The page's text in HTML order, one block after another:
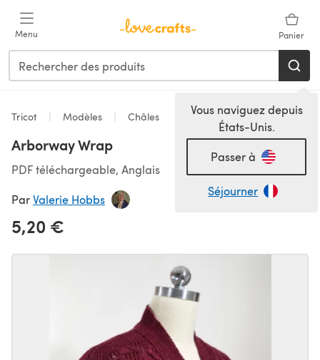
Menu Panier
Vous naviguez depuis
États-Unis.
Passer à
Séjourner
Tricot Modèles Châles
Arborway Wrap
PDF téléchargeable, Anglais
ParValerie Hobbs
5,20 €